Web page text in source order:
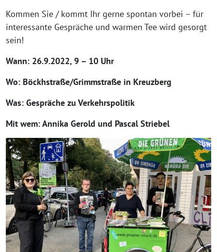
Kommen Sie / kommt Ihr gerne spontan vorbei – für
interessante Gespräche und warmen Tee wird gesorgt
sein!
Wann: 26.9.2022, 9 – 10 Uhr
Wo: Böckhstraße/Grimmstraße in Kreuzberg
Was: Gespräche zu Verkehrspolitik
Mit wem: Annika Gerold und Pascal Striebel